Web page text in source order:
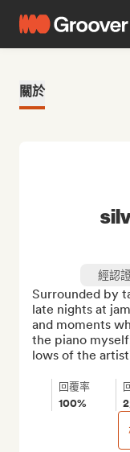
關於
經認
Surrounded by
late nights at
and moments
the piano
lows of the
回覆率
100%